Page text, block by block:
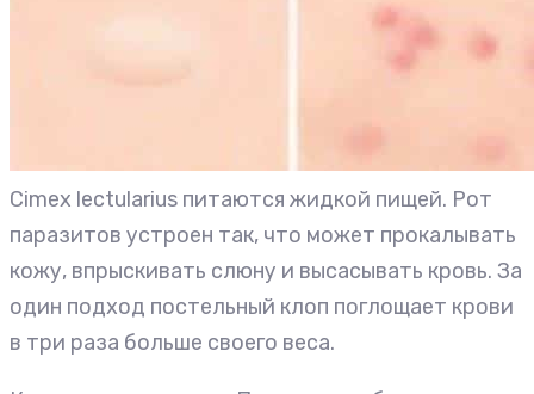
Cimex lectularius питаются жидкой пищей. Рот
паразитов устроен так, что может прокалывать
кожу, впрыскивать слюну и высасывать кровь. За
один подход постельный клоп поглощает крови
в три раза больше своего веса.